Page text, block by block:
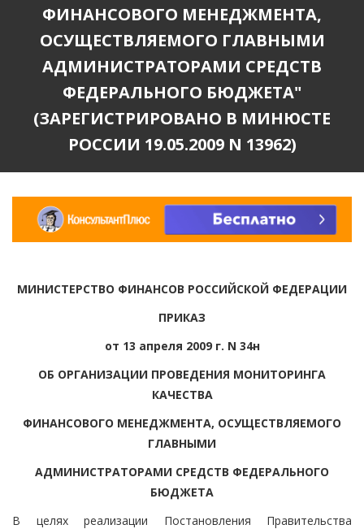
ФИНАНСОВОГО МЕНЕДЖМЕНТА,
ОСУЩЕСТВЛЯЕМОГО ГЛАВНЫМИ
АДМИНИСТРАТОРАМИ СРЕДСТВ
ФЕДЕРАЛЬНОГО БЮДЖЕТА"
(ЗАРЕГИСТРИРОВАНО В МИНЮСТЕ
РОССИИ 19.05.2009 N 13962)
МИНИСТЕРСТВО ФИНАНСОВ РОССИЙСКОЙ ФЕДЕРАЦИИ
ПРИКАЗ
от 13 апреля 2009 г. N 34н
ОБ ОРГАНИЗАЦИИ ПРОВЕДЕНИЯ МОНИТОРИНГА
КАЧЕСТВА
ФИНАНСОВОГО МЕНЕДЖМЕНТА, ОСУЩЕСТВЛЯЕМОГО
ГЛАВНЫМИ
АДМИНИСТРАТОРАМИ СРЕДСТВ ФЕДЕРАЛЬНОГО
БЮДЖЕТА
В целях реализации Постановления Правительства